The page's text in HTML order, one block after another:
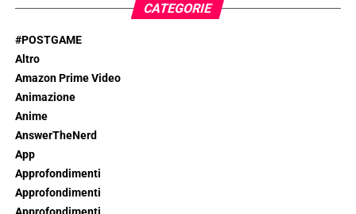
CATEGORIE
#POSTGAME
Altro
Amazon Prime Video
Animazione
Anime
AnswerTheNerd
App
Approfondimenti
Approfondimenti